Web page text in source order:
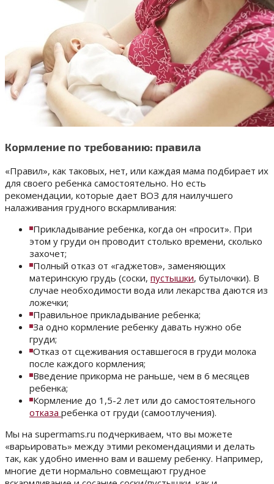
Кормление по требованию: правила
«Правил», как таковых, нет, или каждая мама подбирает их
для своего ребенка самостоятельно. Но есть
рекомендации, которые дает ВОЗ для наилучшего
налаживания грудного вскармливания:
Прикладывание ребенка, когда он «просит». При
этом у груди он проводит столько времени, сколько
захочет;
Полный отказ от «гаджетов», заменяющих
материнскую грудь (соски, пустышки, бутылочки). В
случае необходимости вода или лекарства даются из
ложечки;
Правильное прикладывание ребенка;
За одно кормление ребенку давать нужно обе
груди;
Отказ от сцеживания оставшегося в груди молока
после каждого кормления;
Введение прикорма не раньше, чем в 6 месяцев
ребенка;
Кормление до 1,5-2 лет или до самостоятельного
отказа ребенка от груди (самоотлучения).
Мы на supermams.ru подчеркиваем, что вы можете
«варьировать» между этими рекомендациями и делать
так, как удобно именно вам и вашему ребенку. Например,
многие дети нормально совмещают грудное